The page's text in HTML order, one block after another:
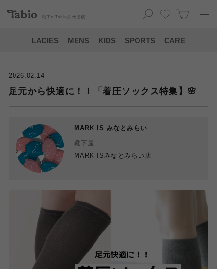
靴下の Tabio 公式通販
LADIES MENS KIDS SPORTS CARE
2026.02.14
足元から快適に！！「着圧ソックス特集】🌸
MARK IS みなとみらい
靴下屋
MARK ISみなとみらい店